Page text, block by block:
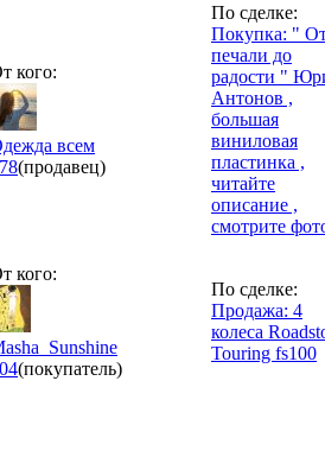
кого:
всем
(продавец)
По сделке:
Покупка: "
печали до
радости "
Антонов ,
большая
виниловая
пластинка ,
читайте
описание ,
смотрите
кого:
(покупатель)
По сделке:
Продажа: 4
колеса
Touring fs100